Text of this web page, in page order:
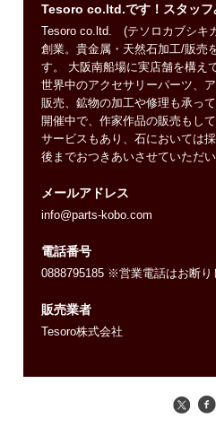
Tesoro co.ltd.です！スタッフ
Tesoro co.ltd. (テソロカブシキ
創業。貴金属・天然石加工/販売
す。 大阪南船場に実店舗を構え
世界中のアクセサリーパーツ、
販売、鉱物の加工や修理も承っ
開催中で、作家作品の販売もし
サービスもあり、石においては
後までおつきあいさせていただい
メールアドレス
info@parts-kobo.com
電話番号
0888795185 ※営業電話はお断り
販売業者
Tesoro株式会社